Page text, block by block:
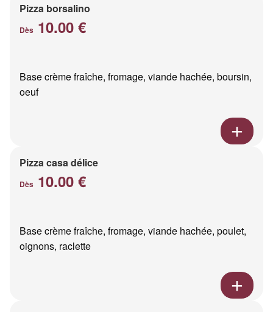
Pizza borsalino
Dès 10.00 €
Base crème fraîche, fromage, viande hachée, boursin,
oeuf
Pizza casa délice
Dès 10.00 €
Base crème fraîche, fromage, viande hachée, poulet,
oignons, raclette